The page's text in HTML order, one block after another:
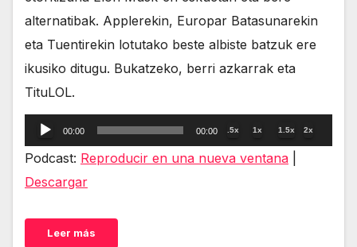
alternatibak. Applerekin, Europar Batasunarekin
eta Tuentirekin lotutako beste albiste batzuk ere
ikusiko ditugu. Bukatzeko, berri azkarrak eta
TituLOL.
Reproductor
de
00:00 00:00 .5x 1x 1.5x 2x
Podcast: Reproducir en una nueva ventana
Descargar
Leer más